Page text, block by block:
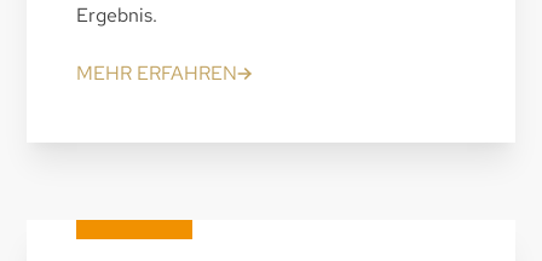
Ergebnis.
MEHR ERFAHREN